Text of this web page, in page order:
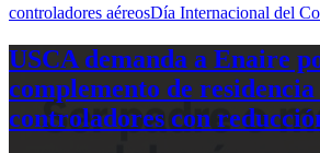
controladores aéreosDía Internacional del
USCA demanda a Enaire
complemento de residencia
controladores con